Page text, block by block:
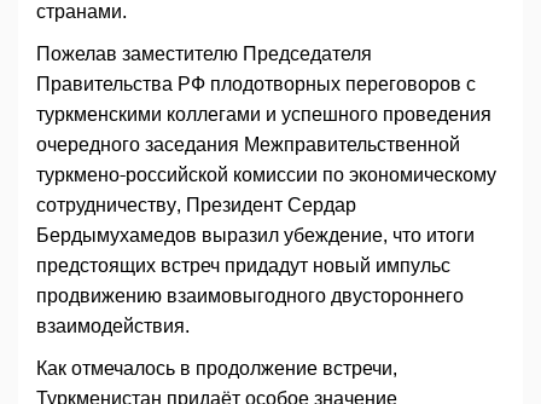
странами.
Пожелав заместителю Председателя
Правительства РФ плодотворных переговоров с
туркменскими коллегами и успешного проведения
очередного заседания Межправительственной
туркмено-российской комиссии по экономическому
сотрудничеству, Президент Сердар
Бердымухамедов выразил убеждение, что итоги
предстоящих встреч придадут новый импульс
продвижению взаимовыгодного двустороннего
взаимодействия.
Как отмечалось в продолжение встречи,
Туркменистан придаёт особое значение